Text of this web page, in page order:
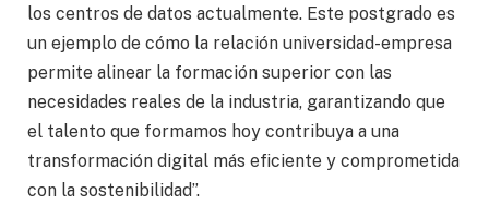
los centros de datos actualmente. Este postgrado es
un ejemplo de cómo la relación universidad-empresa
permite alinear la formación superior con las
necesidades reales de la industria, garantizando que
el talento que formamos hoy contribuya a una
transformación digital más eficiente y comprometida
con la sostenibilidad”.